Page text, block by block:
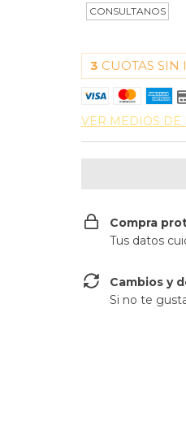
3 CUOTAS SIN
VER MEDIOS DE
Compra
Tus datos
Cambios y
Si no te